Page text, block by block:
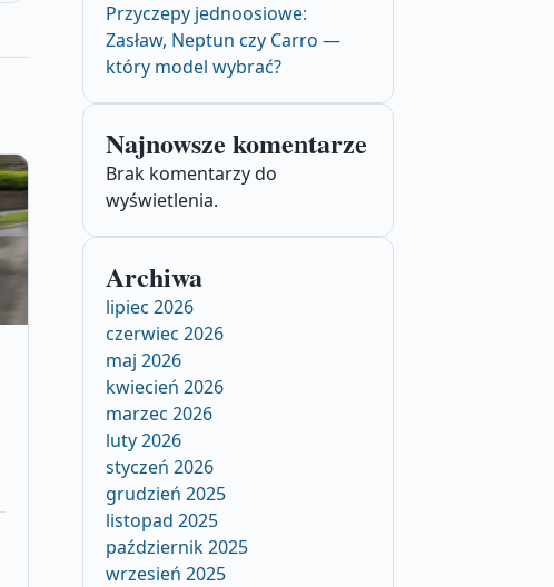
Przyczepy jednoosiowe:
Zasław, Neptun czy Carro —
który model wybrać?
Najnowsze komentarze
Brak komentarzy do
wyświetlenia.
Archiwa
lipiec 2026
czerwiec 2026
maj 2026
kwiecień 2026
marzec 2026
luty 2026
styczeń 2026
grudzień 2025
listopad 2025
październik 2025
wrzesień 2025